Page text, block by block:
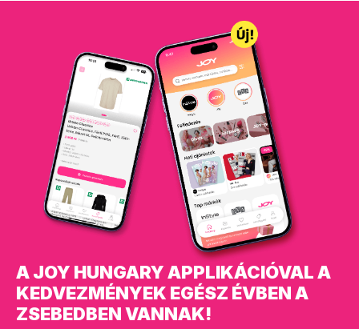
A JOY HUNGARY APPLIKÁCIÓVAL A
KEDVEZMÉNYEK EGÉSZ ÉVBEN A
ZSEBEDBEN VANNAK!